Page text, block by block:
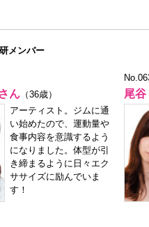
メンバー
ん（36歳）
アーティスト。ジムに通
い始めたので、運動量や
食事内容を意識するよう
になりました。体型が引
き締まるように日々エク
ササイズに励んでいま
す！
尾